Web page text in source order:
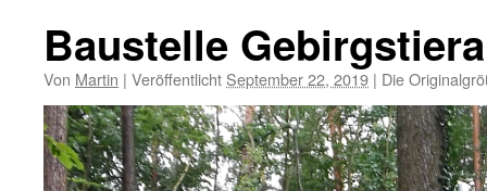
Baustelle
Von Martin | Veröffentlicht September 22, 2019 | Die